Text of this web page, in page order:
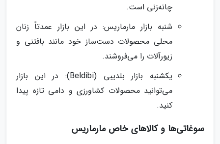
چانه‌زنی است.
شنبه بازار مارماریس: در این بازار عمدتاً زنان
محلی محصولات دست‌ساز خود مانند بافتنی و
زیورآلات را می‌فروشند.
یکشنبه بازار بلدیبی (Beldibi): در این بازار
می‌توانید محصولات کشاورزی و دامی تازه پیدا
کنید.
سوغاتی‌ها و کالاهای خاص مارماریس